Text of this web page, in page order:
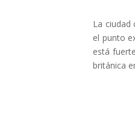
La
el punto
está
británica